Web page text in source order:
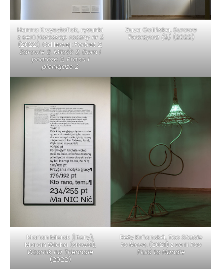
Hanna Krzysztofiak, rysunki
z seriiHoroskop roczny nr 2
(2022). Od lewej:Portret 2,
Zdrowie 2, Miłość 2, Dom i
podróże 2, Praca i
pieniądze 2
Zuza Golińska,Surowe
Tworzywa (S)(2022)
Marian Misiak (litery),
Marcin Wicha (słowa),
Wzornik na Triennale
(2022)
Bety Krňanská, Too Stable
to Move, (2021) z serii Too
Fluid to Handle